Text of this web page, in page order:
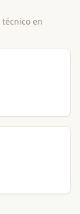
técnico en